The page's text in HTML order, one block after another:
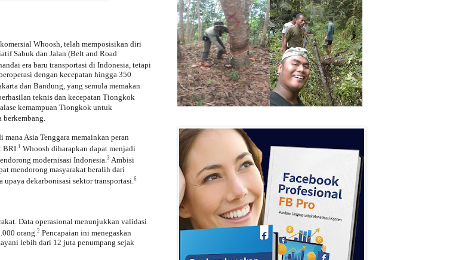
Whoosh, telah memposisikan diri
Sabuk dan Jalan (Belt and Road
era baru transportasi di Indonesia, tetapi
dengan kecepatan hingga 350
dan Bandung, yang semula memakan
teknis dan kecepatan Tiongkok
kemampuan Tiongkok untuk
Asia Tenggara memainkan peran
BRI.1 Whoosh diharapkan dapat menjadi
modernisasi Indonesia.3 Ambisi
mendorong masyarakat beralih dari
dekarbonisasi sektor transportasi.6
Data operasional menunjukkan validasi
orang.2 Pencapaian ini menegaskan
lebih dari 12 juta penumpang sejak